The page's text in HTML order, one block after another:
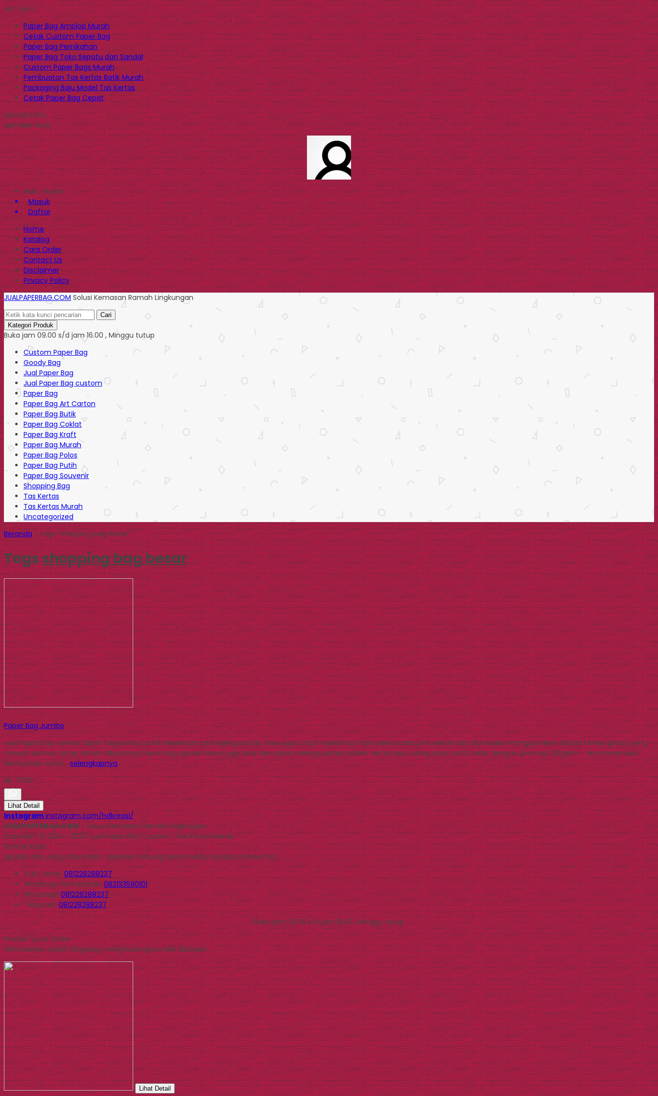
Hot Item
Paper Bag Amplop Murah
Cetak Custom Paper Bag
Paper Bag Pernikahan
Paper Bag Toko Sepatu dan Sandal
Custom Paper Bags Murah
Pembuatan Tas Kertas Batik Murah
Packaging Baju Model Tas Kertas
Cetak Paper Bag Cepat
Kontak Kami
Member Area
Halo, Guest!
Masuk
Daftar
Home
Katalog
Cara Order
Contact Us
Disclaimer
Privacy Policy
JUALPAPERBAG.COM Solusi Kemasan Ramah Lingkungan
Cari
Kategori Produk
Buka jam 09.00 s/d jam 16.00 , Minggu tutup
Custom Paper Bag
Goody Bag
Jual Paper Bag
Jual Paper Bag custom
Paper Bag
Paper Bag Art Carton
Paper Bag Butik
Paper Bag Coklat
Paper Bag Kraft
Paper Bag Murah
Paper Bag Polos
Paper Bag Putih
Paper Bag Souvenir
Shopping Bag
Tas Kertas
Tas Kertas Murah
Uncategorized
Beranda»Tags "shopping bag besar"
Tagsshopping bag besar
Paper Bag Jumbo
Jual Paper Bag Jumbo Paper bag jumbo untuk keperluan packaging produk, atau juga untuk wadah box nasi pada acara perusahan bisa diproduksi menggunakan bahan kertas glossy yang
mewah namun tetap ramah dikantong. Paper bag ukuran besar juga bisa diproduksi mengguankan bahan kertas daur ulang atau kraft coklat dengan gramasi 200gsm – recommended.
Namun bila isinya…selengkapnya
Rp 7.000
Lihat Detail
Instagram instagram.com/hdkreasi/
JUALPAPERBAG.COM- Solusi Kemasan Ramah Lingkungan
Copyright © 2014 - 2026 Jual Paper Bag Custom | Tas Kertas Murah
Kontak Kami
Apabila ada yang ditanyakan, silahkan hubungi kami melalui kontak di bawah ini.
Call Center081228288237
WhatsappPemesanan 082133590101
Whatsapp081228288237
Telegram081228288237
Buka jam 09.00 s/d jam 16.00 , Minggu tutup
Produk Quick Order
Pemesanan dapat langsung menghubungi kontak dibawah:
Lihat Detail